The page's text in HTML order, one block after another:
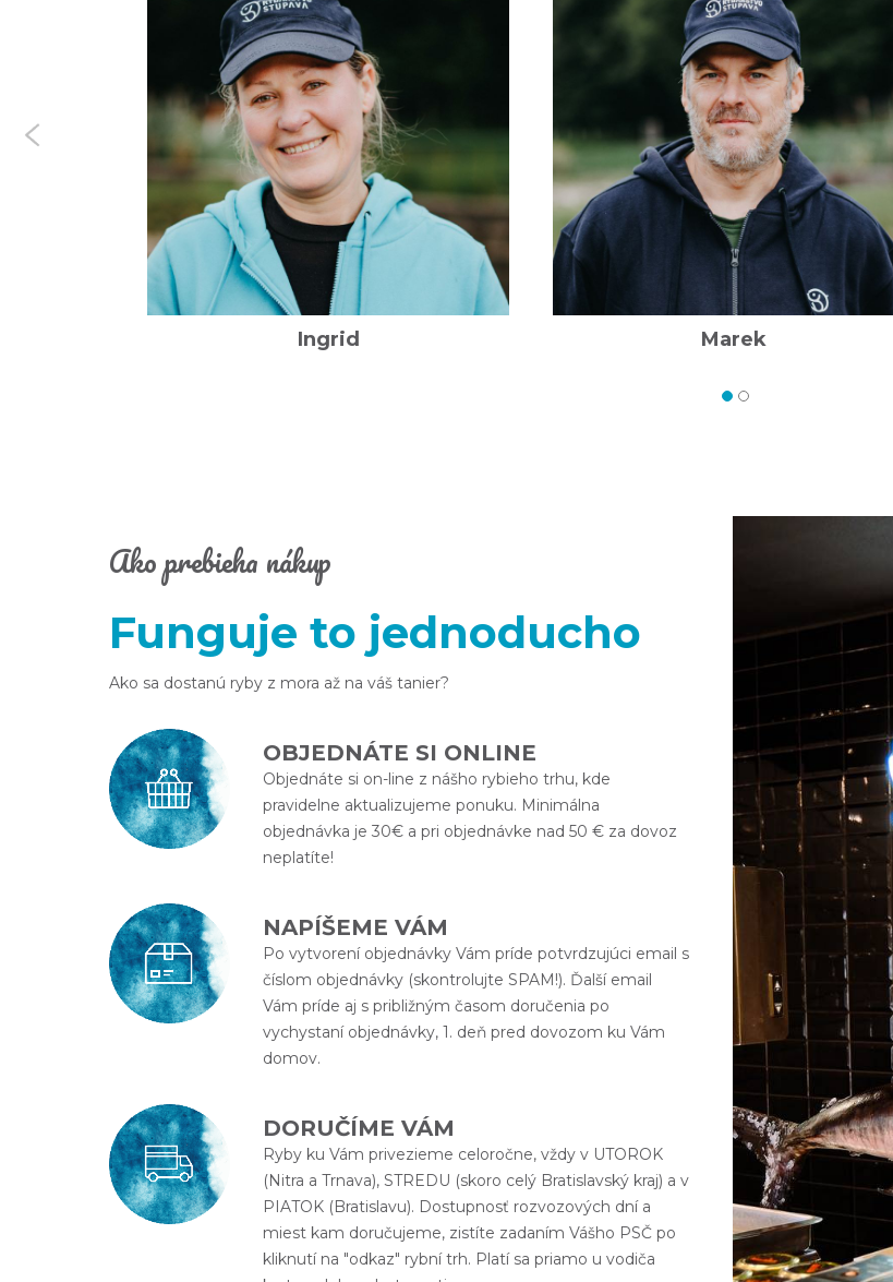
Ingrid Marek
Ako prebieha nákup
Funguje to jednoducho
Ako sa dostanú ryby z mora až na váš tanier?
OBJEDNÁTE SI ONLINE
Objednáte si on-line z nášho rybieho trhu, kde
pravidelne aktualizujeme ponuku. Minimálna
objednávka je 30€ a pri objednávke nad 50 € za dovoz
neplatíte!
NAPÍŠEME VÁM
Po vytvorení objednávky Vám príde potvrdzujúci email s
číslom objednávky (skontrolujte SPAM!). Ďalší email
Vám príde aj s približným časom doručenia po
vychystaní objednávky, 1. deň pred dovozom ku Vám
domov.
DORUČÍME VÁM
Ryby ku Vám privezieme celoročne, vždy v UTOROK
(Nitra a Trnava), STREDU (skoro celý Bratislavský kraj) a v
PIATOK (Bratislavu). Dostupnosť rozvozových dní a
miest kam doručujeme, zistíte zadaním Vášho PSČ po
kliknutí na "odkaz" rybní trh. Platí sa priamo u vodiča